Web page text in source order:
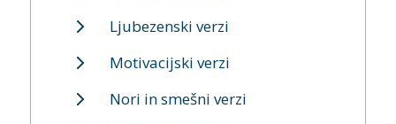
Ljubezenski verzi
Motivacijski verzi
Nori in smešni verzi